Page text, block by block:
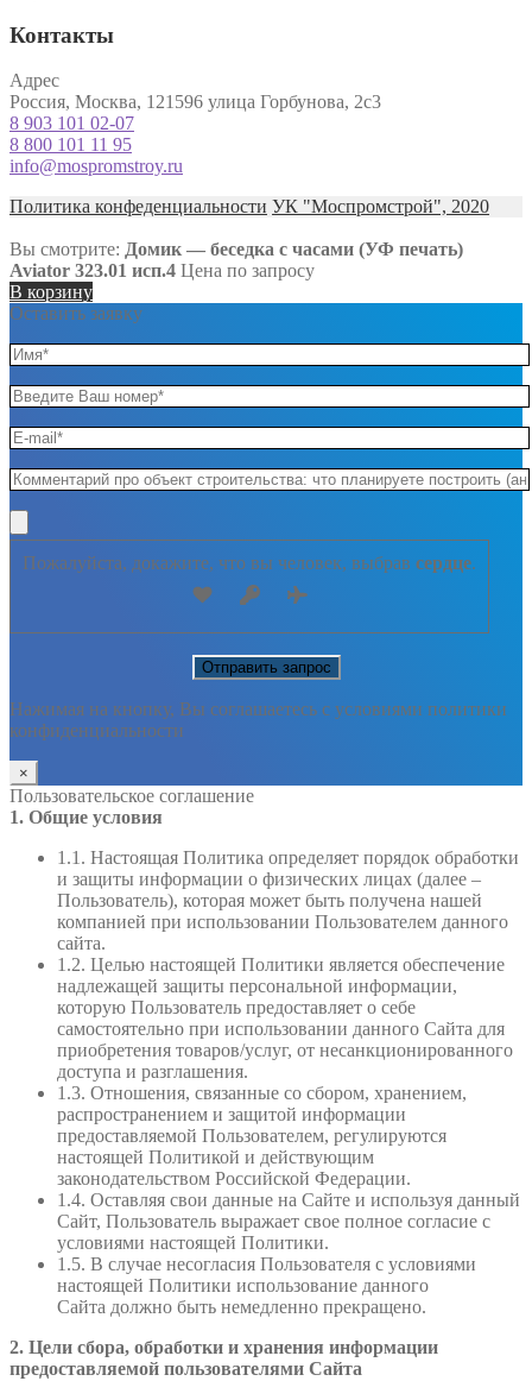
Контакты
Адрес
Россия, Москва, 121596 улица Горбунова, 2с3
8 903 101 02-07
8 800 101 11 95
info@mospromstroy.ru
Политика конфеденциальности УК "Моспромстрой", 2020
Вы смотрите: Домик — беседка с часами (УФ печать)
Aviator 323.01 исп.4 Цена по запросу
В корзину
Оставить заявку
Пожалуйста, докажите, что вы человек, выбрав сердце.
Нажимая на кнопку, Вы соглашаетесь с условиями политики
конфиденциальности
×
Пользовательское соглашение
1. Общие условия
1.1. Настоящая Политика определяет порядок обработки
и защиты информации о физических лицах (далее –
Пользователь), которая может быть получена нашей
компанией при использовании Пользователем данного
сайта.
1.2. Целью настоящей Политики является обеспечение
надлежащей защиты персональной информации,
которую Пользователь предоставляет о себе
самостоятельно при использовании данного Сайта для
приобретения товаров/услуг, от несанкционированного
доступа и разглашения.
1.3. Отношения, связанные со сбором, хранением,
распространением и защитой информации
предоставляемой Пользователем, регулируются
настоящей Политикой и действующим
законодательством Российской Федерации.
1.4. Оставляя свои данные на Сайте и используя данный
Сайт, Пользователь выражает свое полное согласие с
условиями настоящей Политики.
1.5. В случае несогласия Пользователя с условиями
настоящей Политики использование данного
Сайта должно быть немедленно прекращено.
2. Цели сбора, обработки и хранения информации
предоставляемой пользователями Сайта